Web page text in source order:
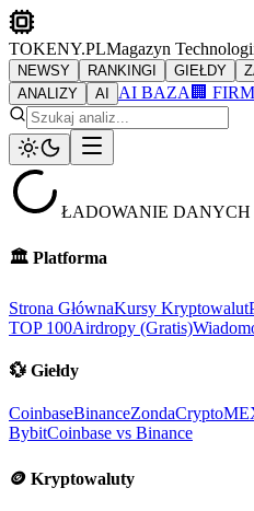
TOKENY.PLMagazyn
NEWSY RANKINGI GIEŁDY
ANALIZY
AI AI BAZA 🏢
ŁADOWANIE
🏛️ Platforma
Strona GłównaKursy Kryptowalut
TOP 100Airdropy (Gratis)
💱 Giełdy
CoinbaseBinanceZondaCrypto
BybitCoinbase vs Binance
🪙 Kryptowaluty